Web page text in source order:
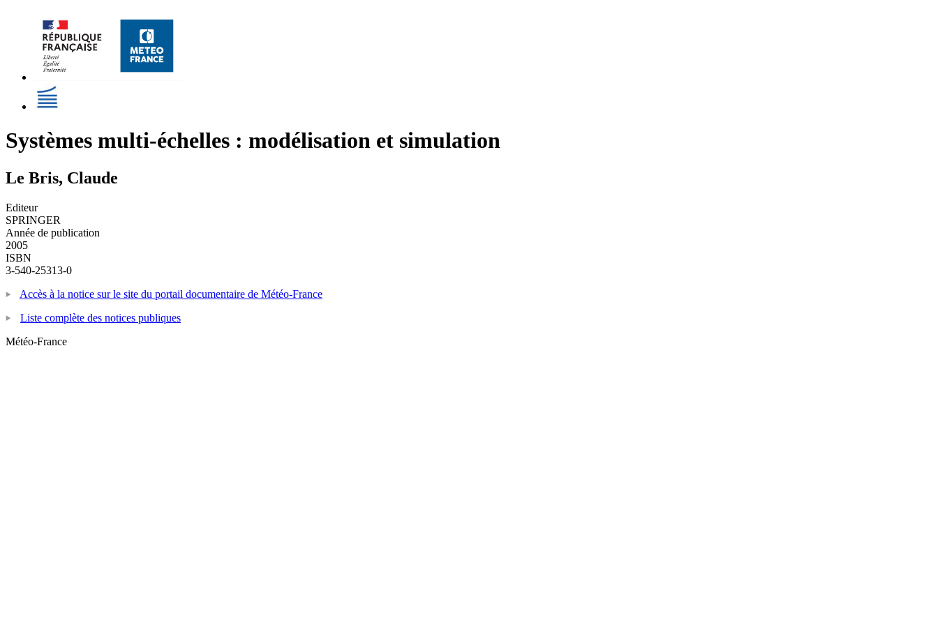
Systèmes multi-échelles : modélisation et simulation
Le Bris, Claude
Editeur
SPRINGER
Année de publication
2005
ISBN
3-540-25313-0
Accès à la notice sur le site du portail documentaire de Météo-France
Liste complète des notices publiques
Météo-France